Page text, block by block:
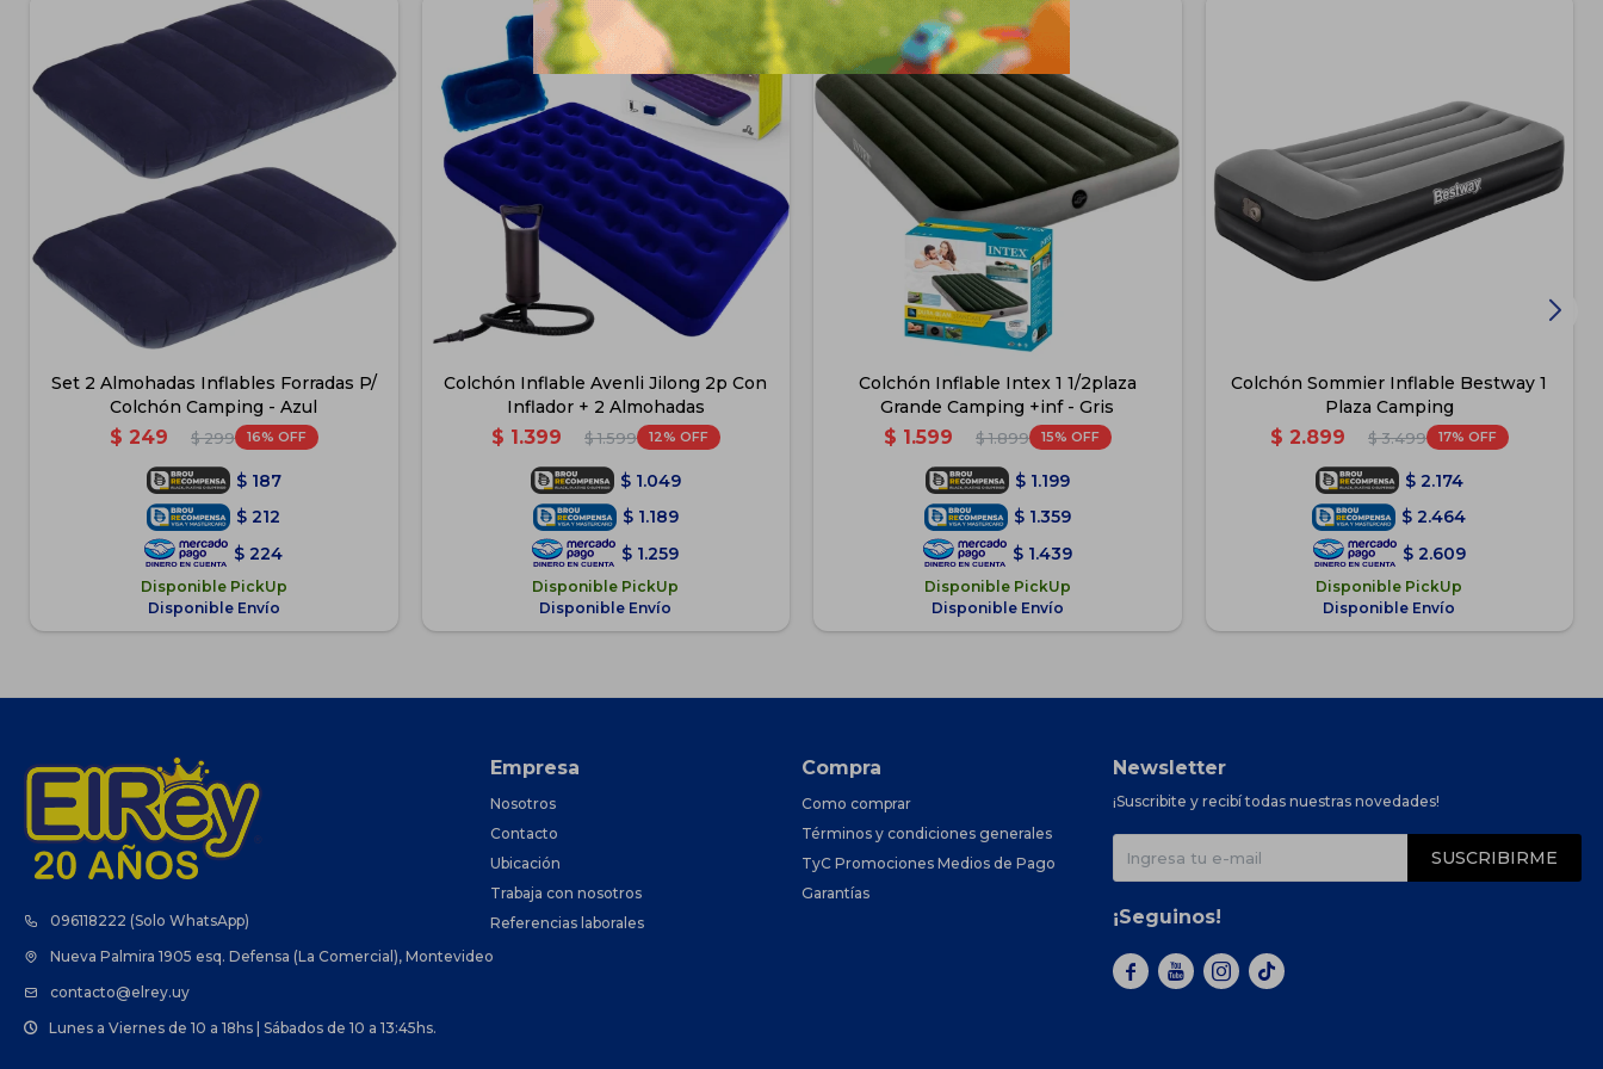
Set 2 Almohadas Inflables Forradas P/
Colchón Camping - Azul
$ 249 $ 299 16
$ 187
$ 212
$ 224
Disponible PickUp
Disponible Envío
Colchón Inflable Avenli Jilong 2p Con
Inflador + 2 Almohadas
$ 1.399 $ 1.599 12
$ 1.049
$ 1.189
$ 1.259
Disponible PickUp
Disponible Envío
Colchón Inflable Intex 1 1/2plaza
Grande Camping +inf - Gris
$ 1.599 $ 1.899 15
$ 1.199
$ 1.359
$ 1.439
Disponible PickUp
Disponible Envío
Colchón Sommier Inflable Bestway 1
Plaza Camping
$ 2.899 $ 3.499 17
$ 2.174
$ 2.464
$ 2.609
Disponible PickUp
Disponible Envío
096118222 (Solo WhatsApp)
Nueva Palmira 1905 esq. Defensa (La Comercial), Montevideo
contacto@elrey.uy
Lunes a Viernes de 10 a 18hs | Sábados de 10 a 13:45hs.
Empresa
Nosotros
Contacto
Ubicación
Trabaja con nosotros
Referencias laborales
Compra
Como comprar
Términos y condiciones generales
TyC Promociones Medios de Pago
Garantías
Newsletter
¡Suscribite y recibí todas nuestras novedades!
SUSCRIBIRME
¡Seguinos!
  